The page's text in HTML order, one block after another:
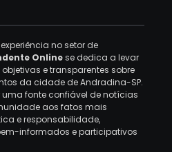
no setor de
Onlinese dedica a levar
e transparentes sobre
da cidade de Andradina-SP.
uma fonte confiável de notícias
aos fatos mais
e responsabilidade,
informados e participativos